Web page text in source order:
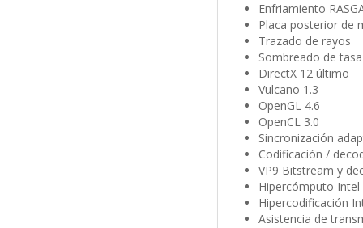
Enfriamiento
Placa posterior de
Trazado de rayos
Sombreado de
DirectX 12 último
Vulcano 1.3
OpenGL 4.6
OpenCL 3.0
Sincronización
Codificación /
VP9 Bitstream y
Hipercómputo Intel
Hipercodificación
Asistencia de